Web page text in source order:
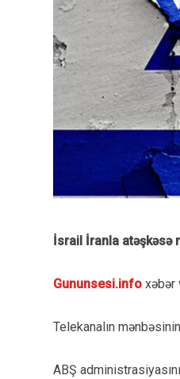
İsrail İranla atəşkəsə
Gununsesi.info xəbər
Telekanalın
ABŞ